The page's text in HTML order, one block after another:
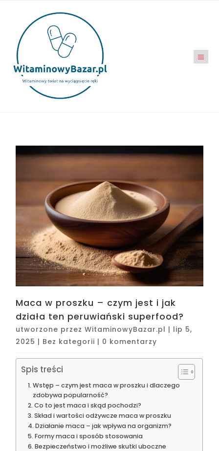
Maca w proszku – czym jest i jak
działa ten peruwiański superfood?
utworzone przezWitaminowyBazar.pl | lip 5,
2025 | Bez kategorii | 0 komentarzy
Spis treści
Wstęp – czym jest maca w proszku i dlaczego
zdobywa popularność?
Co to jest maca i skąd pochodzi?
Skład i wartości odżywcze maca w proszku
Działanie maca – jak wpływa na organizm?
Formy maca i sposób stosowania
Bezpieczeństwo i możliwe skutki uboczne